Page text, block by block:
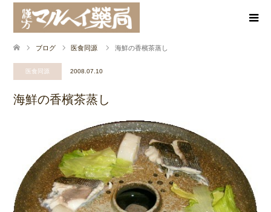
ブログ 医食同源 海鮮の香檳茶蒸し
医食同源 2008.07.10
海鮮の香檳茶蒸し